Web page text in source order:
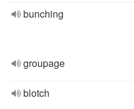
bunching
groupage
blotch